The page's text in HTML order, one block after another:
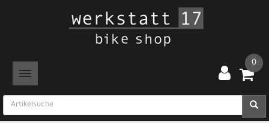
TOGGLE NAVIGATION
0